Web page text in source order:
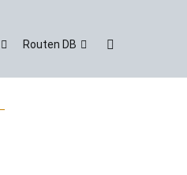
Routen DB